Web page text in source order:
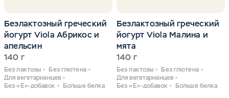
Безлактозный греческий
йогурт Viola Абрикос и
апельсин
140 г
Без лактозы
Без глютена
Для вегетарианцев
Без «Е»-добавок
Больше белка
Безлактозный греческий
йогурт Viola Малина и
мята
140 г
Без лактозы
Без глютена
Для вегетарианцев
Без «Е»-добавок
Больше белка